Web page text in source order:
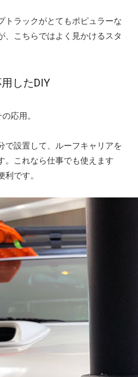
トラックがとてもポピュラーな
、こちらではよく見かけるスタ
したDIY
応用。
で設置して、ルーフキャリアを
。これなら仕事でも使えます
です。